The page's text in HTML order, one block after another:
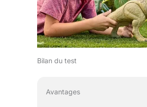
Bilan du test
Avantages